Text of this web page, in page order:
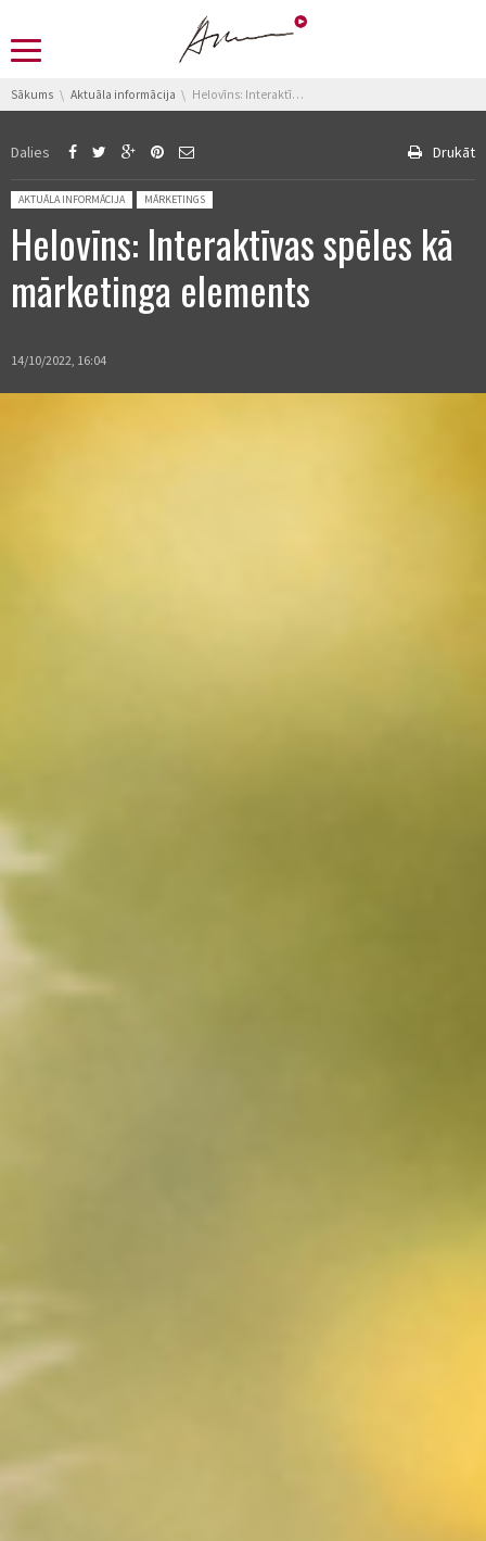
You are here:
Sākums Aktuāla informācija Helovīns: Interaktīvas spēles kā mārketinga elements
Dalies Drukāt
Posted in:
AKTUĀLA INFORMĀCIJA MĀRKETINGS
Helovīns: Interaktīvas spēles kā
mārketinga elements
14/10/2022, 16:04